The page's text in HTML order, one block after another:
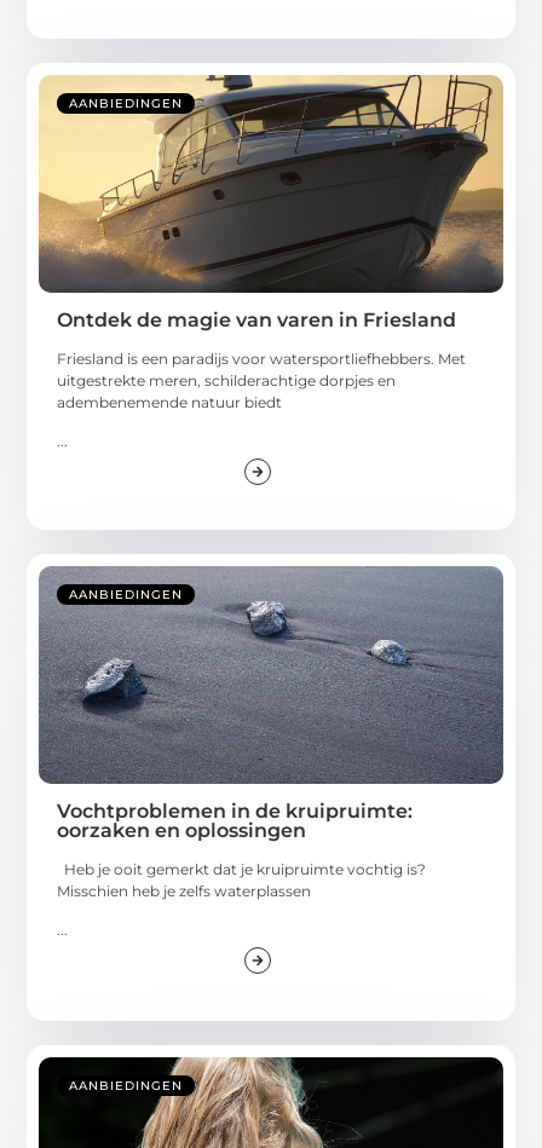
AANBIEDINGEN
Ontdek de magie van varen in Friesland
Friesland is een paradijs voor watersportliefhebbers. Met
uitgestrekte meren, schilderachtige dorpjes en
adembenemende natuur biedt
AANBIEDINGEN
Vochtproblemen in de kruipruimte:
oorzaken en oplossingen
Heb je ooit gemerkt dat je kruipruimte vochtig is?
Misschien heb je zelfs waterplassen
...
AANBIEDINGEN